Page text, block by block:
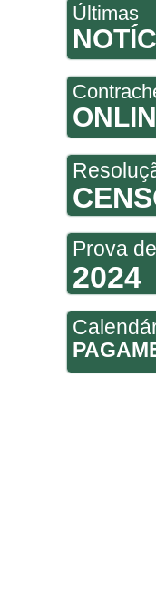
Últimas
Prova
2024